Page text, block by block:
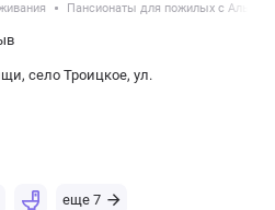
Пансионаты для пожилых с
село Троицкое, ул.
еще 7